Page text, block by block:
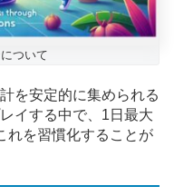
ついて
を安定的に集められる
イする中で、1日最大
れを習慣化することが